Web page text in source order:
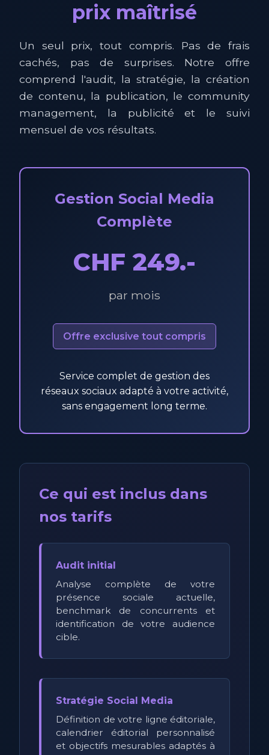
prix maîtrisé
Un seul prix, tout compris. Pas de frais
cachés, pas de surprises. Notre offre
comprend l'audit, la stratégie, la création
de contenu, la publication, le community
management, la publicité et le suivi
mensuel de vos résultats.
Gestion Social Media
Complète
CHF 249.-
par mois
Offre exclusive tout compris
Service complet de gestion des
réseaux sociaux adapté à votre activité,
sans engagement long terme.
Ce qui est inclus dans
nos tarifs
Audit initial
Analyse complète de votre
présence sociale actuelle,
benchmark de concurrents et
identification de votre audience
cible.
Stratégie Social Media
Définition de votre ligne éditoriale,
calendrier éditorial personnalisé
et objectifs mesurables adaptés à